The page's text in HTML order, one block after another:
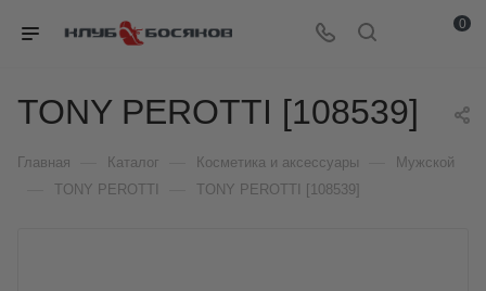
0
TONY PEROTTI [108539]
Главная Каталог Косметика и аксессуары Мужской
TONY PEROTTI TONY PEROTTI [108539]